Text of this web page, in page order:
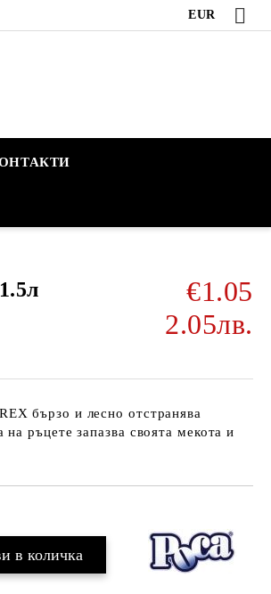
EUR
€1.05
2.05лв.
бързо и лесно отстранява
на ръцете запазва своята мекота и